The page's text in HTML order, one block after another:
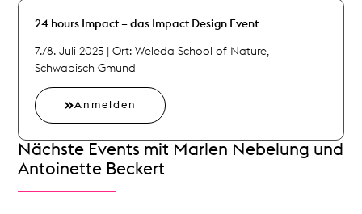
24 hours Impact – das Impact Design Event
7./8. Juli 2025 | Ort: Weleda School of Nature,
Schwäbisch Gmünd
Anmelden
Nächste Events mit Marlen Nebelung und
Antoinette Beckert